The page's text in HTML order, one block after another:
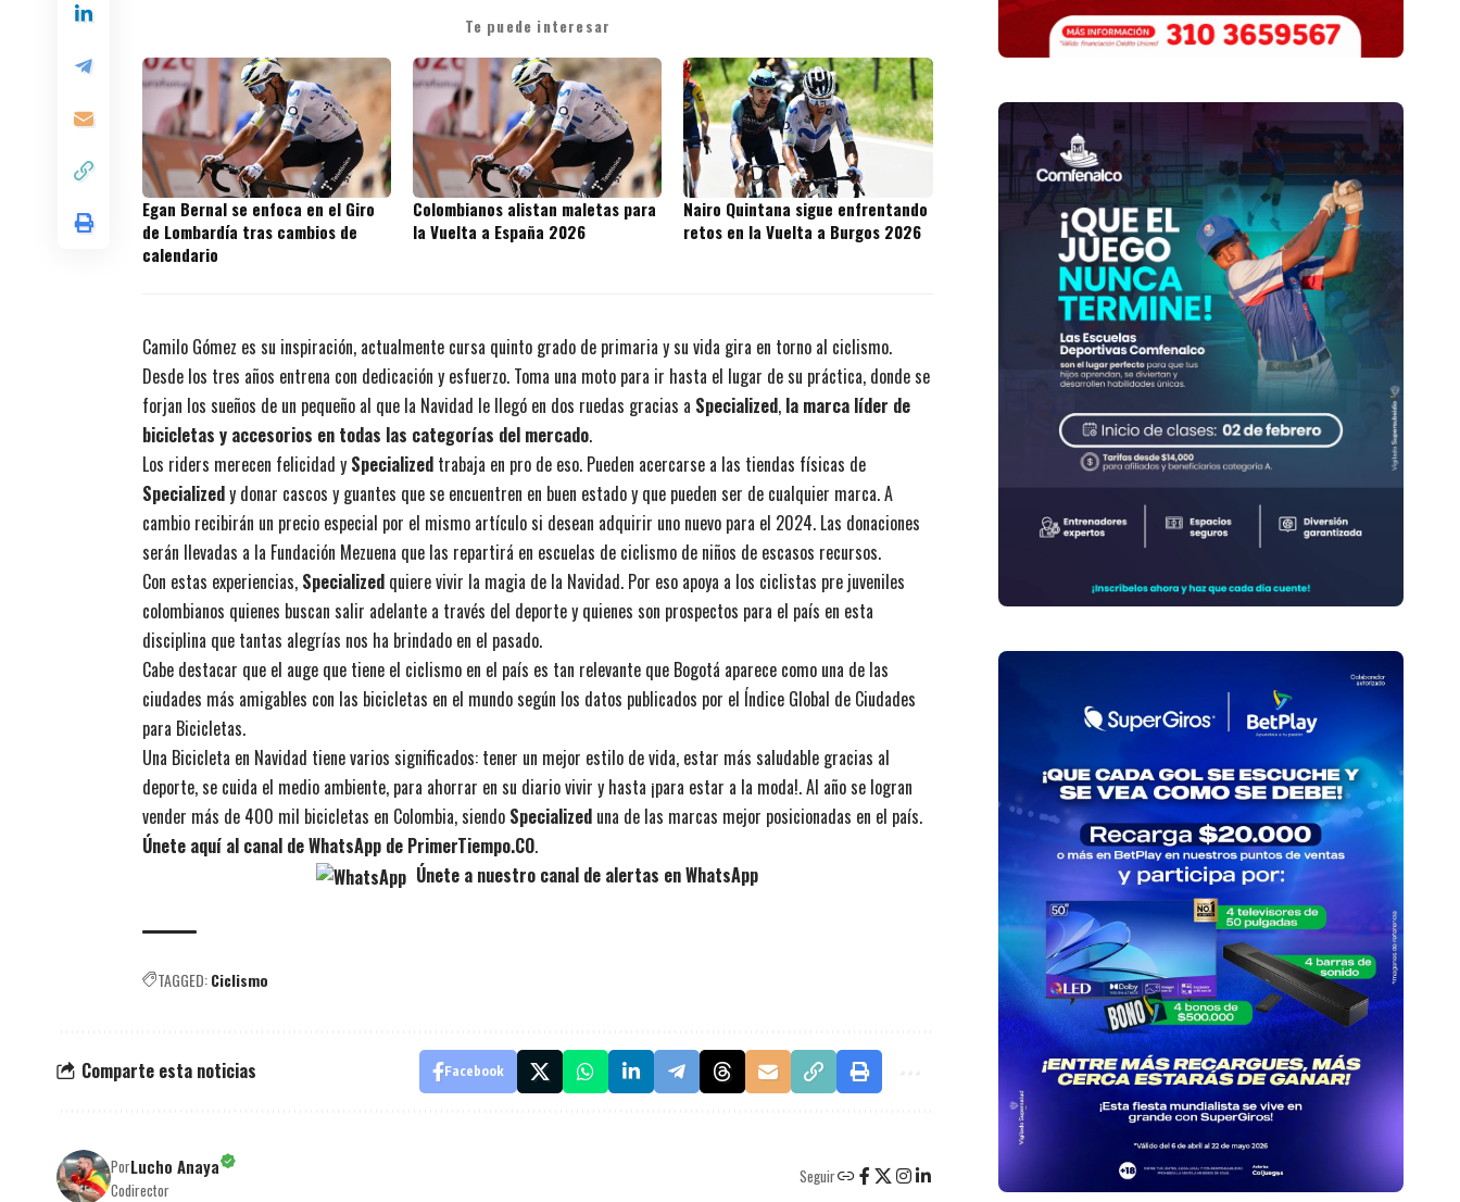
Te puede interesar
Egan Bernal se enfoca en el Giro
de Lombardía tras cambios de
calendario
Colombianos alistan maletas para
la Vuelta a España 2026
Nairo Quintana sigue enfrentando
retos en la Vuelta a Burgos 2026
Camilo Gómez es su inspiración, actualmente cursa quinto grado de primaria y su vida gira en torno al ciclismo.
Desde los tres años entrena con dedicación y esfuerzo. Toma una moto para ir hasta el lugar de su práctica, donde se
forjan los sueños de un pequeño al que la Navidad le llegó en dos ruedas gracias a Specialized, la marca líder de
bicicletas y accesorios en todas las categorías del mercado.
Los riders merecen felicidad y Specialized trabaja en pro de eso. Pueden acercarse a las tiendas físicas de
Specializedy donar cascos y guantes que se encuentren en buen estado y que pueden ser de cualquier marca. A
cambio recibirán un precio especial por el mismo artículo si desean adquirir uno nuevo para el 2024. Las donaciones
serán llevadas a la Fundación Mezuena que las repartirá en escuelas de ciclismo de niños de escasos recursos.
Con estas experiencias, Specialized quiere vivir la magia de la Navidad. Por eso apoya a los ciclistas pre juveniles
colombianos quienes buscan salir adelante a través del deporte y quienes son prospectos para el país en esta
disciplina que tantas alegrías nos ha brindado en el pasado.
Cabe destacar que el auge que tiene el ciclismo en el país es tan relevante que Bogotá aparece como una de las
ciudades más amigables con las bicicletas en el mundo según los datos publicados por el Índice Global de Ciudades
para Bicicletas.
Una Bicicleta en Navidad tiene varios significados: tener un mejor estilo de vida, estar más saludable gracias al
deporte, se cuida el medio ambiente, para ahorrar en su diario vivir y hasta ¡para estar a la moda!. Al año se logran
vender más de 400 mil bicicletas en Colombia, siendo Specialized una de las marcas mejor posicionadas en el país.
Únete aquí al canal de WhatsApp de PrimerTiempo.CO.
Únete a nuestro canal de alertas en WhatsApp
TAGGED:Ciclismo
Comparte esta noticias Facebook
PorLucho Anaya
Codirector
Seguir